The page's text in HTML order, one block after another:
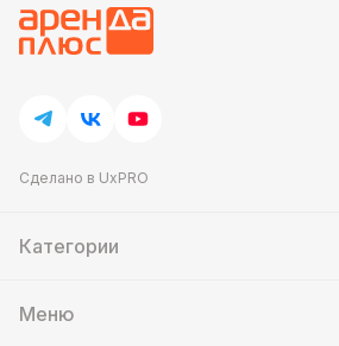
Сделано в UxPRO
Категории
Кейтеринг
Меню